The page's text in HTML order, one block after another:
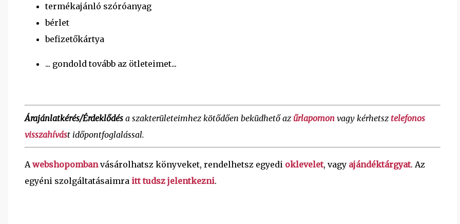
termékajánló szóróanyag
bérlet
befizetőkártya
... gondold tovább az ötleteimet...
Árajánlatkérés/Érdeklődés a szakterületeimhez kötődően beküdhető az űrlapomon vagy kérhetsz telefonos
visszahívást időpontfoglalással.
A webshopomban vásárolhatsz könyveket, rendelhetsz egyedi oklevelet, vagy ajándéktárgyat. Az
egyéni szolgáltatásaimra itt tudsz jelentkezni.